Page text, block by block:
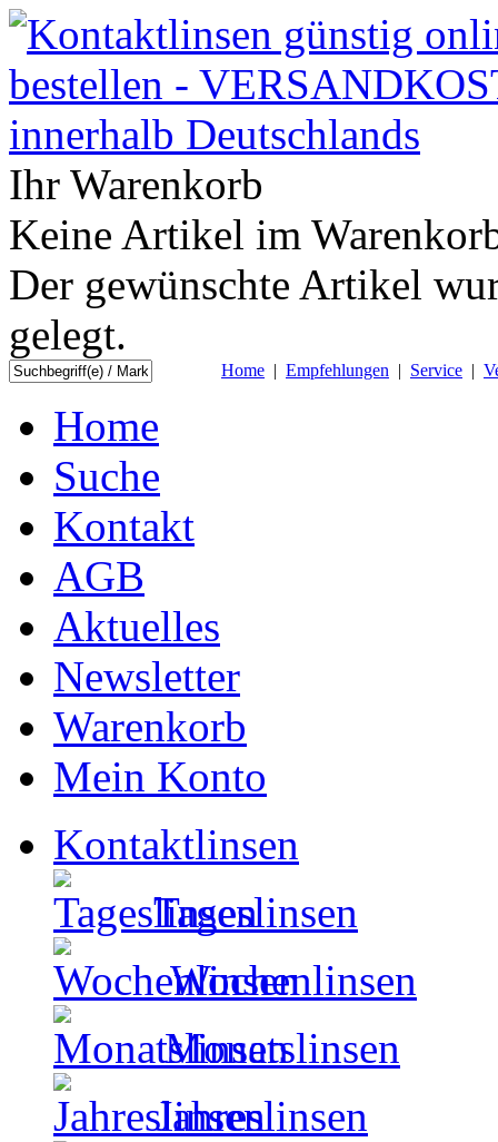
Ihr Warenkorb
Keine Artikel im
Der gewünschte Artikel
gelegt.
Home | Empfehlungen | Service |
Home
Suche
Kontakt
AGB
Aktuelles
Newsletter
Warenkorb
Mein Konto
Kontaktlinsen
Tageslinsen
Wochenlinsen
Monatslinsen
Jahreslinsen